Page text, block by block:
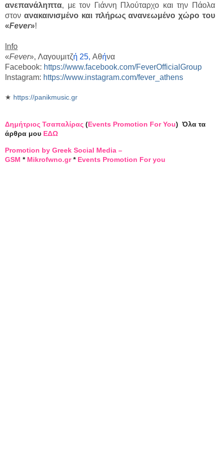
ανεπανάληπτα, με τον Γιάννη Πλούταρχο και την Πάολα
στον ανακαινισμένο και πλήρως ανανεωμένο χώρο του
«Fever»!
Info
«Fever», Λαγουμιτζή 25, Αθήνα
Facebook: https://www.facebook.com/FeverOfficialGroup
Instagram: https://www.instagram.com/fever_athens
★ https://panikmusic.gr
Δημήτριος Τσαπαλίρας (Events Promotion For You) Όλα τα
άρθρα μου ΕΔΩ
Promotion by Greek Social Media –
GSM * Mikrofwno.gr* Events Promotion For you